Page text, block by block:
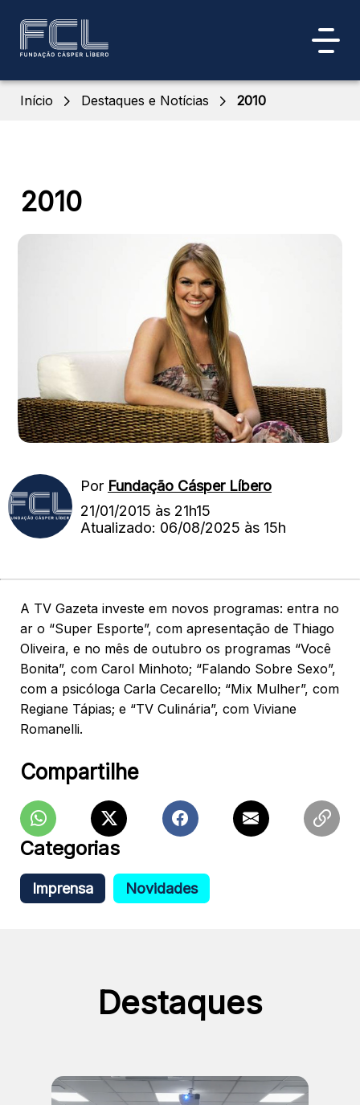
Início Destaques e Notícias 2010
2010
Por Fundação Cásper Líbero
21/01/2015 às 21h15
Atualizado: 06/08/2025 às 15h
A TV Gazeta investe em novos programas: entra no
ar o “Super Esporte”, com apresentação de Thiago
Oliveira, e no mês de outubro os programas “Você
Bonita”, com Carol Minhoto; “Falando Sobre Sexo”,
com a psicóloga Carla Cecarello; “Mix Mulher”, com
Regiane Tápias; e “TV Culinária”, com Viviane
Romanelli.
Compartilhe
Categorias
Imprensa Novidades
Destaques